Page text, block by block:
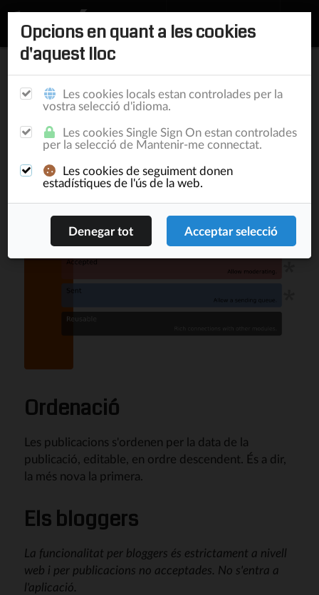
Inici / Documentació /
Publicacions Newsletter
Publicació
Ordenació
Les publicacions s'ordenen per la data de la
publicació, editable, en ordre descendent. És a dir,
la més nova la primera.
Els bloggers
La funcionalitat per bloggers és estrictament a nivell
web i per publicacions no acceptades. No s'entra a
l'aplicació.
Opcions en quant a les cookies
d'aquest lloc
Les cookies locals estan controlades per la
vostra selecció d'idioma.
Les cookies Single Sign On estan controlades
per la selecció de Mantenir-me connectat.
Les cookies de seguiment donen
estadístiques de l'ús de la web.